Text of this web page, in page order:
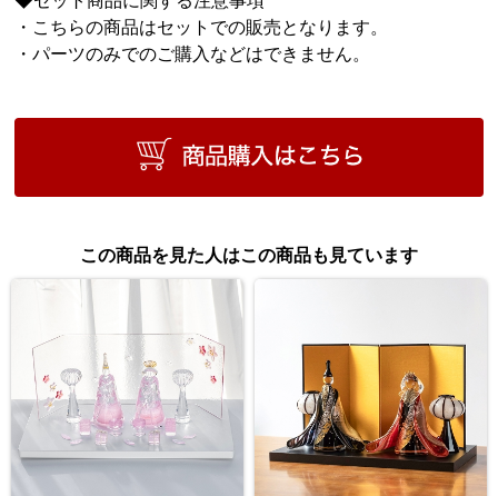
・こちらの商品はセットでの販売となります。
・パーツのみでのご購入などはできません。
この商品を見た人はこの商品も見ています